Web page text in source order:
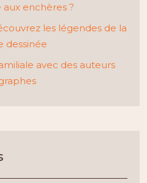
aux enchères ?
les légendes de la
dessinée
avec des auteurs